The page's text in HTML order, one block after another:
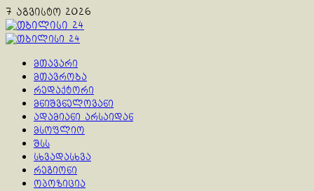
Skip
to
content
7 აგვისტო 2026
Primary
მთავარი
მთავრობა
რედაქტორი
მნიშვნელოვანი
ადამიანი არსაიდან
მსოფლიო
შსს
სხვადასხვა
რეგიონი
ოპოზიცია